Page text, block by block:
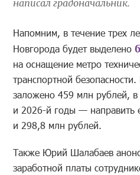
написал градоначальник.
Напомним, в течение трех
Новгорода будет выделено
на оснащение метро
транспортной
заложено 459 млн рублей,
и 2026-й годы — направить
и 298,8 млн рублей.
Также Юрий Шалабаев
заработной платы